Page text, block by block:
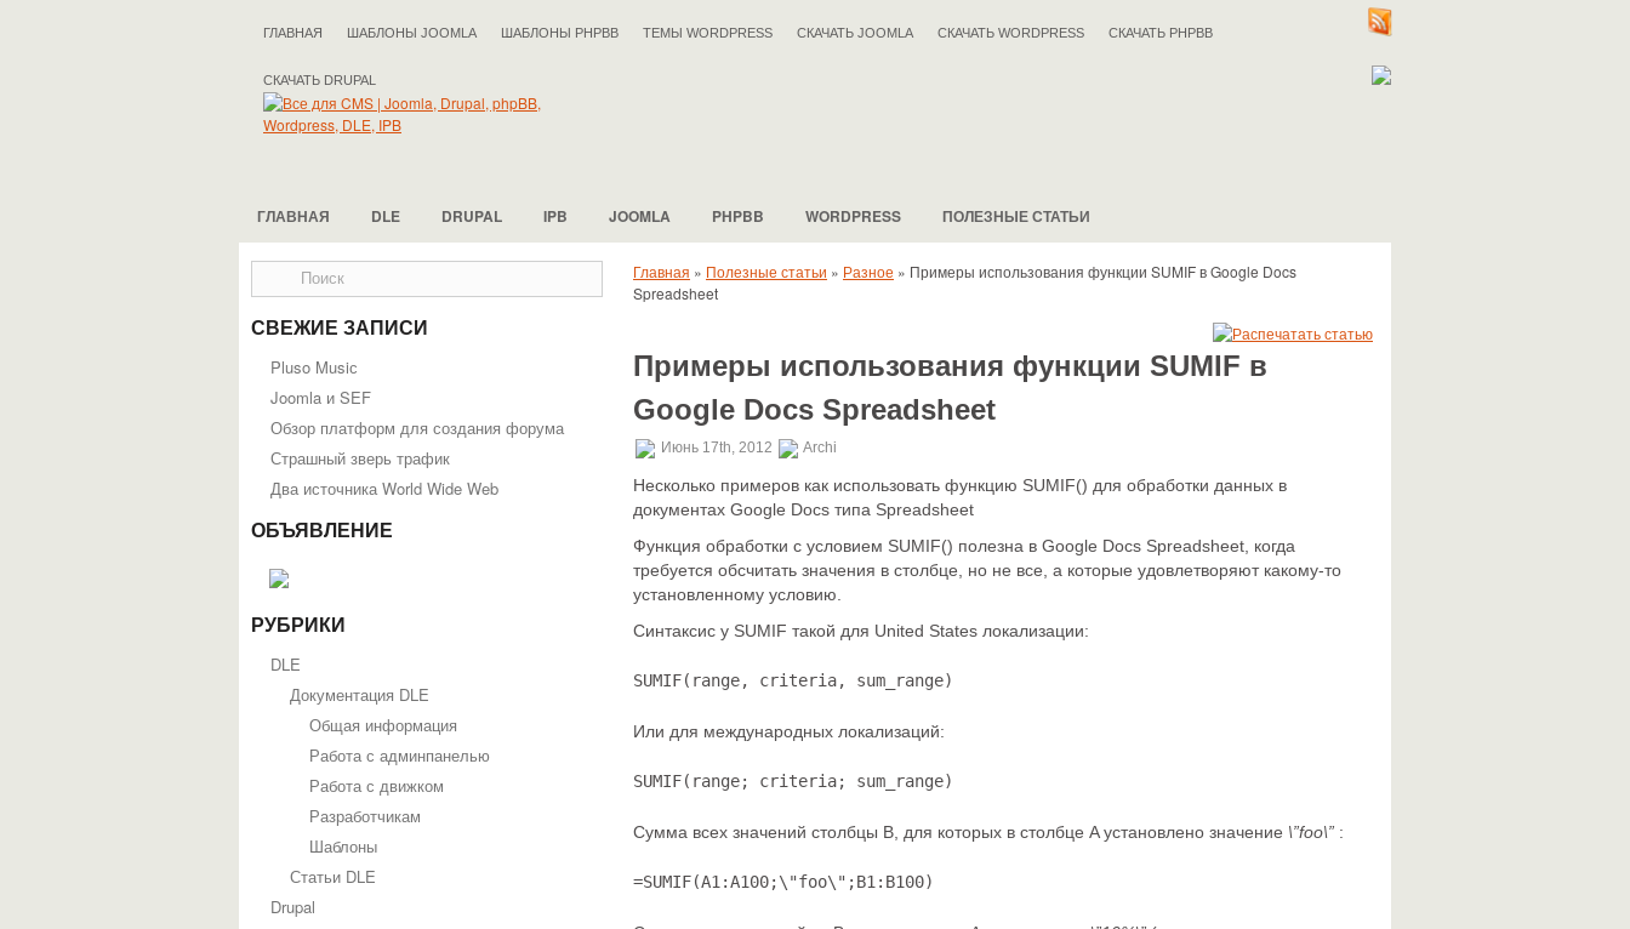
ГЛАВНАЯ ШАБЛОНЫ JOOMLA ШАБЛОНЫ PHPBB ТЕМЫ WORDPRESS СКАЧАТЬ JOOMLA СКАЧАТЬ WORDPRESS СКАЧАТЬ PHPBB
СКАЧАТЬ DRUPAL
ГЛАВНАЯ DLE DRUPAL IPB JOOMLA PHPBB WORDPRESS ПОЛЕЗНЫЕ СТАТЬИ
СВЕЖИЕ ЗАПИСИ
Pluso Musiс
Joomla и SEF
Обзор платформ для создания форума
Страшный зверь трафик
Два источника World Wide Web
ОБЪЯВЛЕНИЕ
РУБРИКИ
DLE
Документация DLE
Общая информация
Работа с админпанелью
Работа с движком
Разработчикам
Шаблоны
Статьи DLE
Drupal
Главная » Полезные статьи » Разное » Примеры использования функции SUMIF в Google Docs
Spreadsheet
Примеры использования функции SUMIF в
Google Docs Spreadsheet
Июнь 17th, 2012 Archi
Несколько примеров как использовать функцию SUMIF() для обработки данных в
документах Google Docs типа Spreadsheet
Функция обработки с условием SUMIF() полезна в Google Docs Spreadsheet, когда
требуется обсчитать значения в столбце, но не все, а которые удовлетворяют какому-то
установленному условию.
Синтаксис у SUMIF такой для United States локализации:
SUMIF(range, criteria, sum_range)
Или для международных локализаций:
SUMIF(range; criteria; sum_range)
Сумма всех значений столбцы B, для которых в столбце A установлено значение \”foo\” :
=SUMIF(A1:A100;\"foo\";B1:B100)